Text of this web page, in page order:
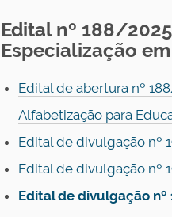
Edital nº 188/
Especialização
Edital de abertura nº
Alfabetização para
Edital de divulgação nº
Edital de divulgação nº
Edital de divulgação